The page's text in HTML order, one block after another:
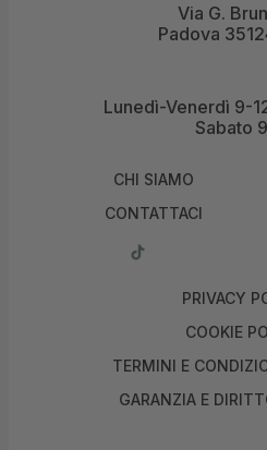
Via G.
Padova
Lunedì-Venerdì 9-
Sabato
CHI SIAMO
CONTATTACI
PRIVACY
COOKIE
TERMINI E
GARANZIA E